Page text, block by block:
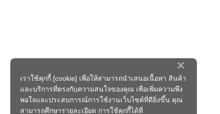
×
เราใช้คุกกี้ [cookie] เพื่อให้สามารถนำเสนอเนื้อหา สินค้า
และบริการที่ตรงกับความสนใจของคุณ เพื่อเพิ่มความพึง
พอใจและประสบการณ์การใช้งานเว็บไซต์ที่ดียิ่งขึ้น คุณ
สามารถศึกษารายละเอียด การใช้คุกกี้ได้ที่